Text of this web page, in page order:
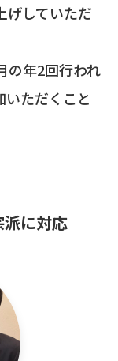
げしていただ
の年2回行われ
ただくこと
に対応